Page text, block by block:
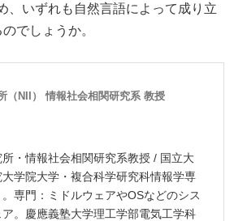
、いずれも自然言語によって成り立
でしょうか。
（NII） 情報社会相関研究系 教授
・情報社会相関研究系教授 / 国立大
学院大学・複合科学研究科情報学専
専門：ミドルウェアやOSなどのシス
。慶應義塾大学理工学部電気工学科